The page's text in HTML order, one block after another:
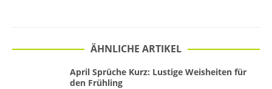
ÄHNLICHE ARTIKEL
April Sprüche Kurz: Lustige Weisheiten für
den Frühling